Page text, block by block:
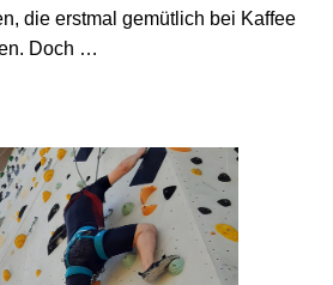
die erstmal gemütlich bei Kaffee
Doch …